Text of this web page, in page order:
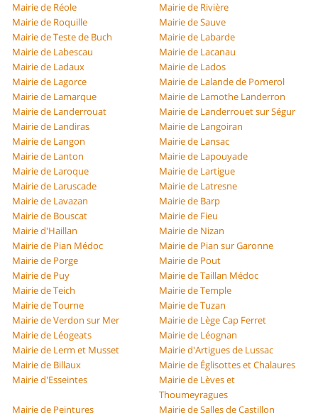
Mairie de Réole
Mairie de Rivière
Mairie de Roquille
Mairie de Sauve
Mairie de Teste de Buch
Mairie de Labarde
Mairie de Labescau
Mairie de Lacanau
Mairie de Ladaux
Mairie de Lados
Mairie de Lagorce
Mairie de Lalande de Pomerol
Mairie de Lamarque
Mairie de Lamothe Landerron
Mairie de Landerrouat
Mairie de Landerrouet sur Ségur
Mairie de Landiras
Mairie de Langoiran
Mairie de Langon
Mairie de Lansac
Mairie de Lanton
Mairie de Lapouyade
Mairie de Laroque
Mairie de Lartigue
Mairie de Laruscade
Mairie de Latresne
Mairie de Lavazan
Mairie de Barp
Mairie de Bouscat
Mairie de Fieu
Mairie d'Haillan
Mairie de Nizan
Mairie de Pian Médoc
Mairie de Pian sur Garonne
Mairie de Porge
Mairie de Pout
Mairie de Puy
Mairie de Taillan Médoc
Mairie de Teich
Mairie de Temple
Mairie de Tourne
Mairie de Tuzan
Mairie de Verdon sur Mer
Mairie de Lège Cap Ferret
Mairie de Léogeats
Mairie de Léognan
Mairie de Lerm et Musset
Mairie d'Artigues de Lussac
Mairie de Billaux
Mairie de Églisottes et Chalaures
Mairie d'Esseintes
Mairie de Lèves et
Thoumeyragues
Mairie de Peintures
Mairie de Salles de Castillon